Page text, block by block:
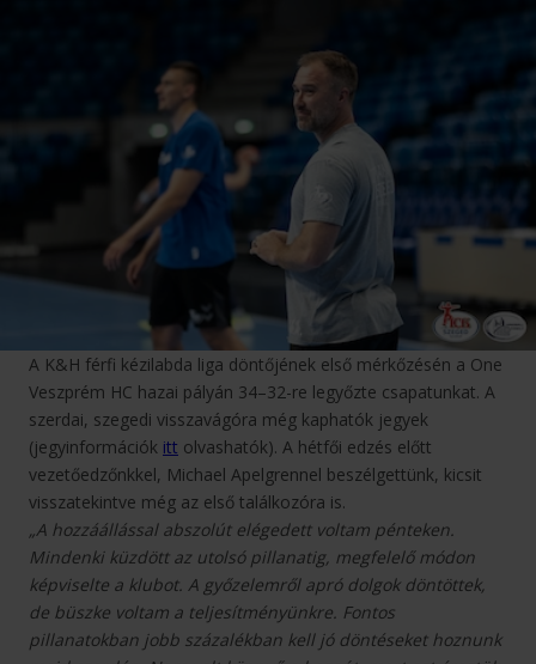
A K&H férfi kézilabda liga döntőjének első mérkőzésén a One
Veszprém HC hazai pályán 34–32-re legyőzte csapatunkat. A
szerdai, szegedi visszavágóra még kaphatók jegyek
(jegyinformációk itt olvashatók). A hétfői edzés előtt
vezetőedzőnkkel, Michael Apelgrennel beszélgettünk, kicsit
visszatekintve még az első találkozóra is.
„A hozzáállással abszolút elégedett voltam pénteken.
Mindenki küzdött az utolsó pillanatig, megfelelő módon
képviselte a klubot. A győzelemről apró dolgok döntöttek,
de büszke voltam a teljesítményünkre. Fontos
pillanatokban jobb százalékban kell jó döntéseket hoznunk